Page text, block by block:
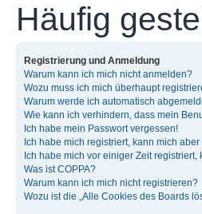
Häufig
Registrierung und Anmeldung
Warum kann ich mich nicht anmelden?
Wozu muss ich mich überhaupt
Warum werde ich automatisch
Wie kann ich verhindern, dass mein
Ich habe mein Passwort vergessen!
Ich habe mich registriert, kann mich
Ich habe mich vor einiger Zeit
Was ist COPPA?
Warum kann ich mich nicht registrieren?
Wozu ist die „Alle Cookies des Boards